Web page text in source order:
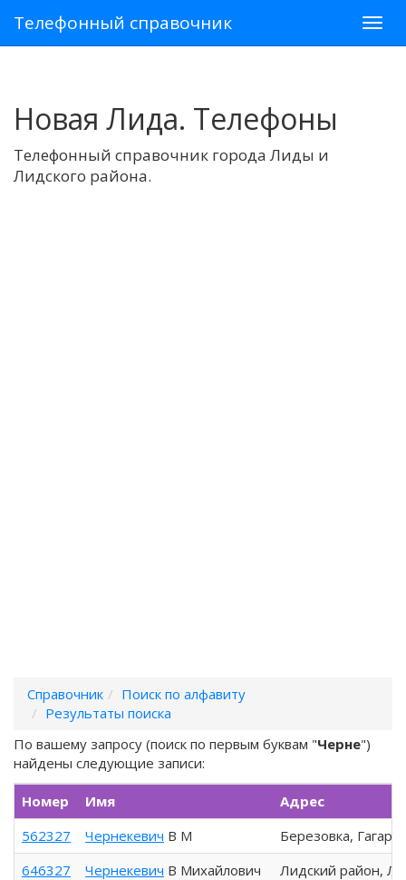
Телефонный справочник
Новая Лида. Телефоны
Телефонный справочник города Лиды и
Лидского района.
Справочник
Поиск по алфавиту
Результаты поиска
По вашему запросу (поиск по первым буквам "Черне")
найдены следующие записи:
Номер Имя
Адрес
562327
Чернекевич В М
Березовка,
646327
Чернекевич В Михайлович
Лидский район,